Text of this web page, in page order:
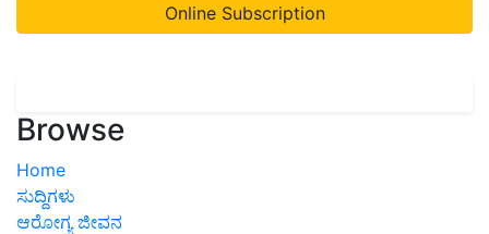
Online Subscription
Browse
Home
ಸುದ್ದಿಗಳು
ಆರೋಗ್ಯ ಜೀವನ